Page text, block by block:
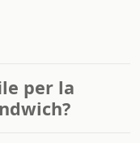
per la